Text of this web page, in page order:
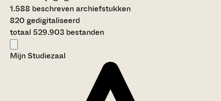
1.588 beschreven archiefstukken
820 gedigitaliseerd
totaal 529.903 bestanden
Mijn Studiezaal